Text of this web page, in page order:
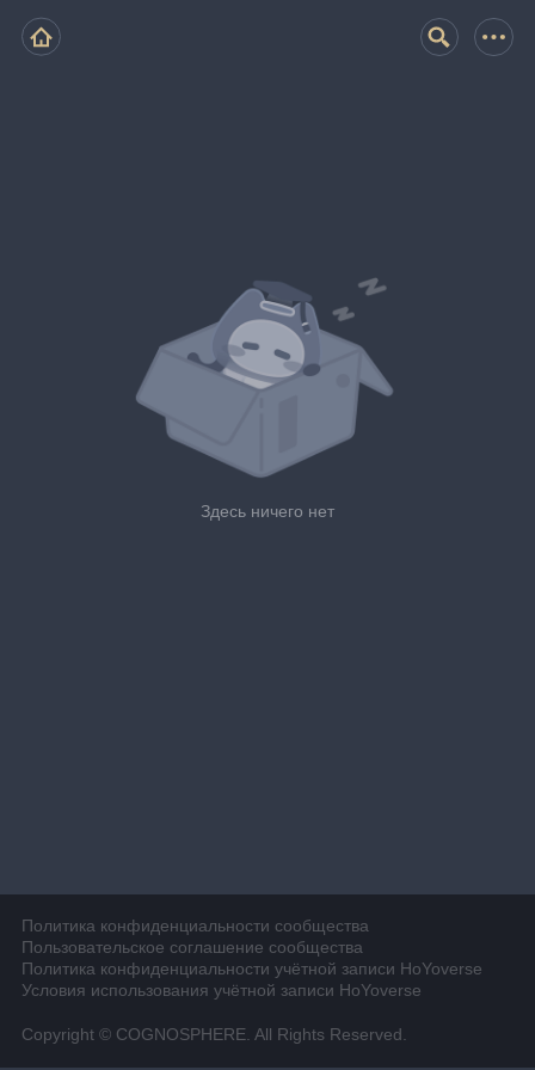
Здесь ничего нет
Политика конфиденциальности сообщества
Пользовательское соглашение сообщества
Политика конфиденциальности учётной записи HoYoverse
Условия использования учётной записи HoYoverse
Copyright © COGNOSPHERE. All Rights Reserved.